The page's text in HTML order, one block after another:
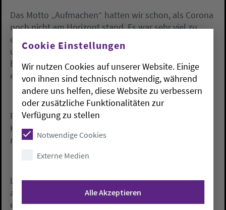
Das Motto „Aufmachen“ hatten wir schon, als Corona
noch nicht am Horizont stand. Es war sehr viel zu
organisieren, die Musikerinnen und Musiker, Bands
und Chöre gemischt aus ganz Niedersachsen und
Bremen. Es ist unser Chorfest, zum ersten Mal mit
einem Kirchenmusikfest zusammen.“
Parallel findet am Samstagvormittag das
Kindersingfest in der BBS 3 mit Singen und
musikalischen Workshops statt.
Landesposaunenwart Christian Strohmann schaute
am Freitagnachmittag auch schon einmal bei den
ersten Proben kurz vorbei und bespricht noch einige
Cookie Einstellungen
Wir nutzen Cookies auf unserer Website. Einige
von ihnen sind technisch notwendig, während
andere uns helfen, diese Website zu verbessern
oder zusätzliche Funktionalitäten zur
Verfügung zu stellen
Notwendige Cookies
Externe Medien
Alle Akzeptieren